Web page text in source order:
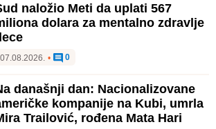
naložio Meti da uplati 567
dolara za mentalno zdravlje
07.08.2026. • 0
današnji dan: Nacionalizovane
kompanije na Kubi, umrla
Trailović, rođena Mata Hari